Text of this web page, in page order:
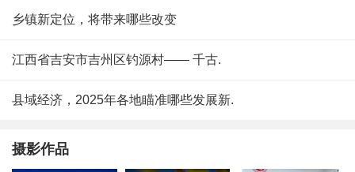
乡镇新定位，将带来哪些改变
江西省吉安市吉州区钓源村—— 千古.
县域经济，2025年各地瞄准哪些发展新.
摄影作品